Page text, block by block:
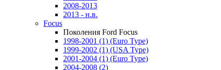
2008-2013
2013 - н.в.
Focus
Поколения Ford Focus
1998-2001 (1) (Euro Type)
1999-2002 (1) (USA Type)
2001-2004 (1) (Euro Type)
2004-2008 (2)